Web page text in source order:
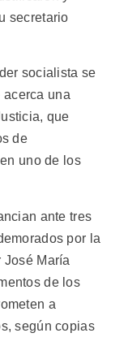
secretario
socialista se
acerca una
que
de
uno de los
ante tres
por la
María
de los
a
según copias